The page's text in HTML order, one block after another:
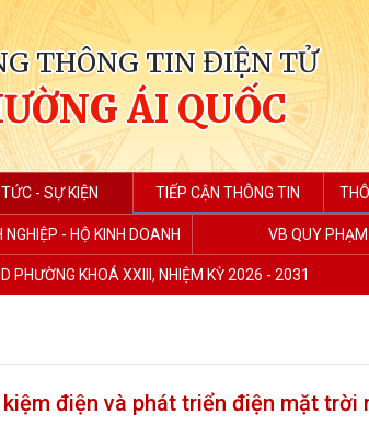
THÔNG TIN ĐIỆN TỬ
ÁI QUỐC
- SỰ KIỆN TIẾP CẬN THÔNG TIN
- HỘ KINH DOANH VB QUY
PHƯỜNG KHOÁ XXIII, NHIỆM KỲ 2026 - 2031
điện và phát triển điện mặt trời